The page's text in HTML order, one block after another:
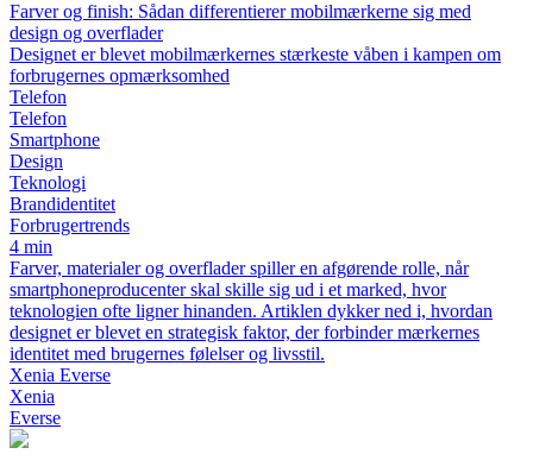
Farver og finish: Sådan differentierer mobilmærkerne sig med
design og overflader
Designet er blevet mobilmærkernes stærkeste våben i kampen om
forbrugernes opmærksomhed
Telefon
Telefon
Smartphone
Design
Teknologi
Brandidentitet
Forbrugertrends
4 min
Farver, materialer og overflader spiller en afgørende rolle, når
smartphoneproducenter skal skille sig ud i et marked, hvor
teknologien ofte ligner hinanden. Artiklen dykker ned i, hvordan
designet er blevet en strategisk faktor, der forbinder mærkernes
identitet med brugernes følelser og livsstil.
Xenia Everse
Xenia
Everse